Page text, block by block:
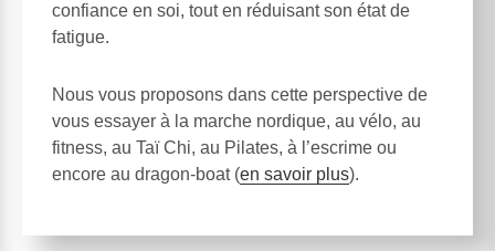
confiance en soi, tout en réduisant son état de
fatigue.
Nous vous proposons dans cette perspective de
vous essayer à la marche nordique, au vélo, au
fitness, au Taï Chi, au Pilates, à l’escrime ou
encore au dragon-boat (en savoir plus).